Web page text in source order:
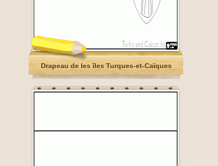
Drapeau de les îles Turques-et-Caïques